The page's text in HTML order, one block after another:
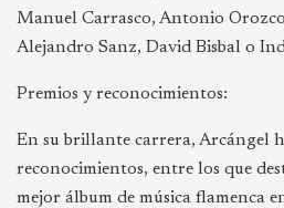
Manuel Carrasco, Antonio
Alejandro Sanz, David Bisbal o
Premios y reconocimientos:
En su brillante carrera, Arcángel
reconocimientos, entre los que
mejor álbum de música flamenca